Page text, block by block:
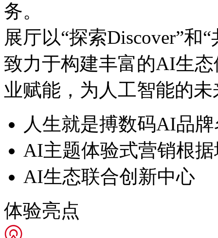
务。
展厅以“探索Discover”和“
致力于构建丰富的AI生态体
业赋能，为人工智能
人生就是搏数码AI品
AI主题体验式营销根
AI生态联合创新中心
体验亮点